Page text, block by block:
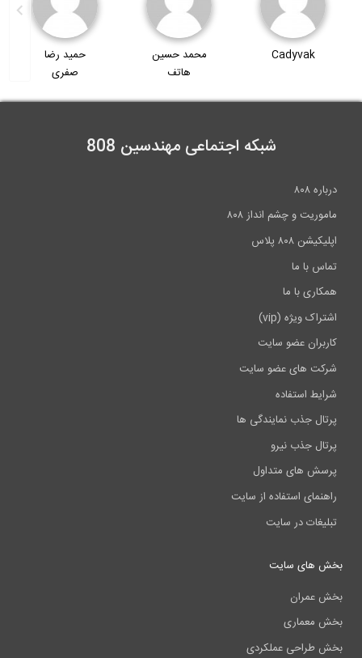
محمد حسین
حمید رضا
صفری
حمید صفری
شبکه اجتماعی مهندسین 808
درباره ۸۰۸
ماموریت و چشم انداز ۸۰۸
اپلیکیشن ۸۰۸ پلاس
تماس با ما
همکاری با ما
اشتراک ویژه (vip)
کاربران عضو سایت
شرکت های عضو سایت
شرایط استفاده
پرتال جذب نمایندگی ها
پرتال جذب نیرو
پرسش های متداول
راهنمای استفاده از سایت
تبلیغات در سایت
بخش های سایت
بخش عمران
بخش معماری
بخش طراحی عملکردی